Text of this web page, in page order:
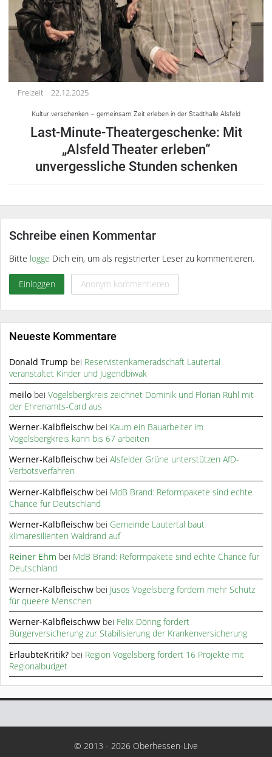
Freizeit 22.12.2025
Kultur verschenken – gemeinsam Zeit erleben in der Stadthalle Alsfeld
Last-Minute-Theatergeschenke: Mit
„Alsfeld Theater erleben“
unvergessliche Stunden schenken
Schreibe einen Kommentar
Bitte logge Dich ein, um als registrierter Leser zu kommentieren.
Einloggen Anonym kommentieren
Neueste Kommentare
Donald Trump bei Reservistenkameradschaft Lautertal
veranstaltet Kinder und Jugendbiwak
meilo beiVogelsbergkreis zeichnet Dominik und Florian Rühl mit
der Ehrenamts-Card aus
Werner-Kalbfleischw bei Kaum ein Bauarbeiter im
Vogelsbergkreis kann bis 67 arbeiten
Werner-Kalbfleischw beiAlsfelder Grüne unterstützen AfD-
Verbotsverfahren
Werner-Kalbfleischw bei MdB Brand: Reformpakete sind echte
Chance für Deutschland
Werner-Kalbfleischw bei Gemeinde Lautertal baut
klimaresilienten Waldrand auf
Reiner Ehm bei MdB Brand: Reformpakete sind echte Chance für
Deutschland
Werner-Kalbfleischw bei Jusos Vogelsberg fordern mehr Schutz
für queere Menschen
Werner-Kalbfleischww bei Felix Döring fordert
Bürgerversicherung zur Stabilisierung der Krankenversicherung
ErlaubteKritik? bei Region Vogelsberg fördert 16 Projekte mit
Regionalbudget
© 2013 - 2026 Oberhessen-Live